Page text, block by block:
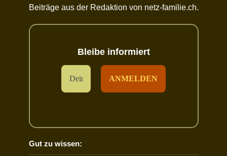
Beiträge aus der Redaktion von netz-familie.ch.
Bleibe informiert
Gut zu wissen: